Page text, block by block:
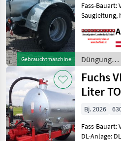
Gebrauchtmaschine
Fass-Bauart:
Saugleitung,
Güllefässer-
und
Düngung
und
Beregnung
/ Fuchs
Fuchs
Liter
Bj. 2026
Fass-Bauart:
DL-Anlage: